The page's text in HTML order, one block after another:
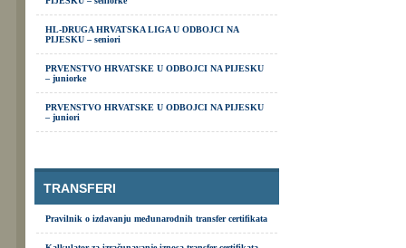
HL-DRUGA HRVATSKA LIGA U ODBOJCI NA
PIJESKU – seniori
PRVENSTVO HRVATSKE U ODBOJCI NA PIJESKU
– juniorke
PRVENSTVO HRVATSKE U ODBOJCI NA PIJESKU
– juniori
TRANSFERI
Pravilnik o izdavanju međunarodnih transfer certifikata